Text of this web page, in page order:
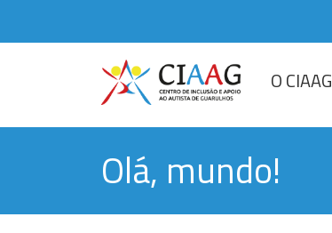
O CIAAG
Olá, mundo!